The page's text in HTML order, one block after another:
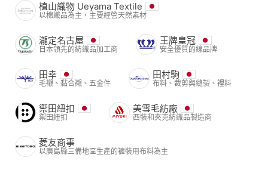
植山織物 Ueyama Textile
以棉織品為主，主要經營天然素材
瀧定名古屋
日本領先的紡織品加工商
王牌皇冠
安全優質的線品牌
田幸
毛襯、黏合襯、五金件
田村駒
布料、裁剪與縫製、裡料
禦田紐扣
禦田紐扣
美雪毛紡廠
西裝和夾克紡織品製造商
菱友商事
以廣島縣三備地區生產的褲裝用布料為主